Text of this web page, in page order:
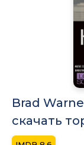
Brad
скачать